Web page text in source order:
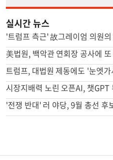
실시간 뉴스
'전쟁 반대' 러 야당, 9월 총선 후